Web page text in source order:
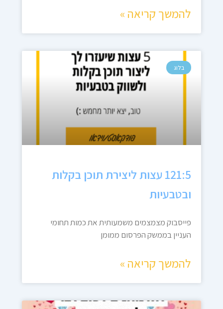
להמשך קריאה »
בלוג
121:5 עצות ליצירת תוכן בקלות
ובטבעיות
פייסבוק מצמצמים משמעותית את כמות תחומי
העניין בממשק הפרסום ממומן
להמשך קריאה »